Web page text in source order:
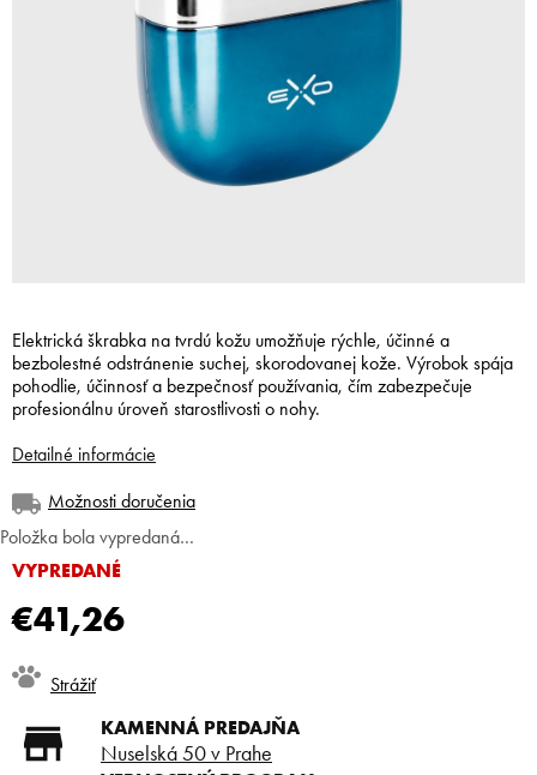
€41,26
Jednotková
cena:
VYPREDANÉ
Možnosti doručenia
Položka bola vypredaná…
Elektrická škrabka na tvrdú kožu umožňuje rýchle, účinné a
bezbolestné odstránenie suchej, skorodovanej kože. Výrobok spája
pohodlie, účinnosť a bezpečnosť používania, čím zabezpečuje
profesionálnu úroveň starostlivosti o nohy.
Detailné informácie
Strážiť
KAMENNÁ PREDAJŇA
Nuselská 50 v Prahe